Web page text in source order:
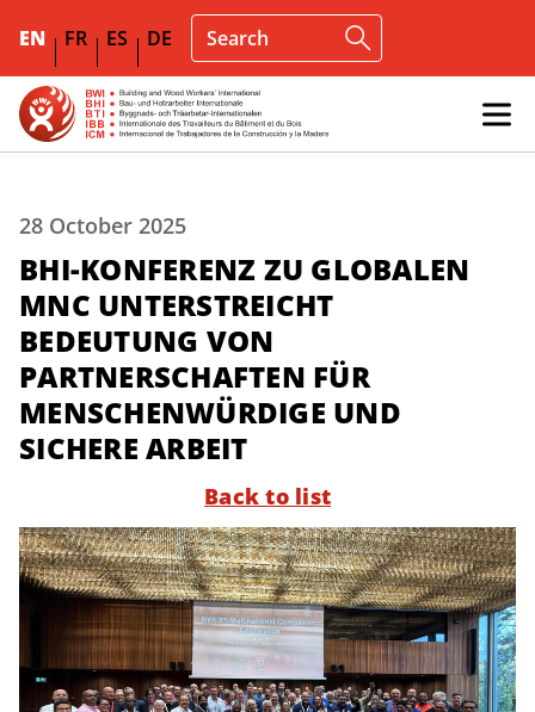
EN FR ES DE
28 October 2025
BHI-KONFERENZ ZU GLOBALEN
MNC UNTERSTREICHT
BEDEUTUNG VON
PARTNERSCHAFTEN FÜR
MENSCHENWÜRDIGE UND
SICHERE ARBEIT
Back to list